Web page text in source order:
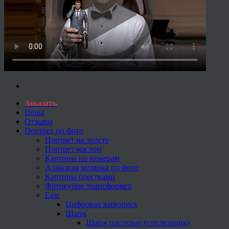
Заказать
Цены
Отзывы
Портрет по фото
Портрет на холсте
Портрет маслом
Картины по номерам
Алмазная мозаика по фото
Картины блестками
Фотокубик трансформер
Еще
Цифровая живопись
Шарж
Шарж пастелью (стилизация)